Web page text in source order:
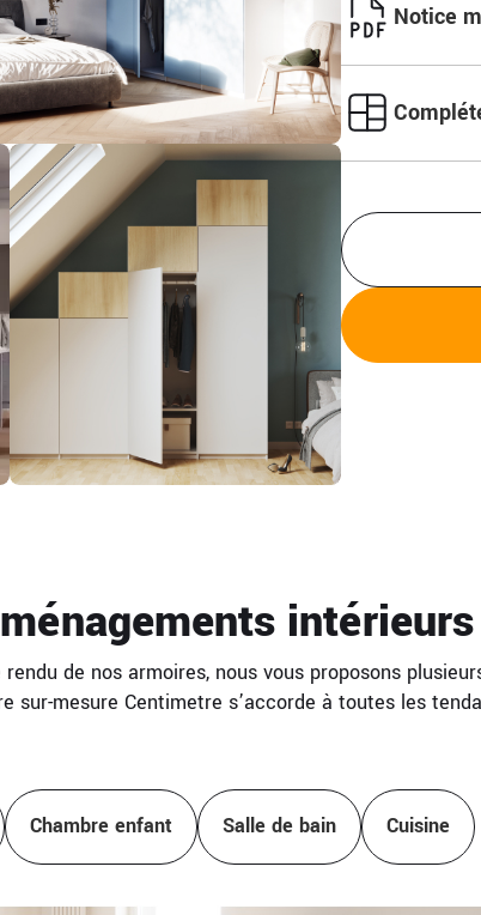
Notice
de nos armoires, nous vous proposons
sur-mesure Centimetre s’accorde à toutes les
Chambre enfant Salle de bain Cuisine